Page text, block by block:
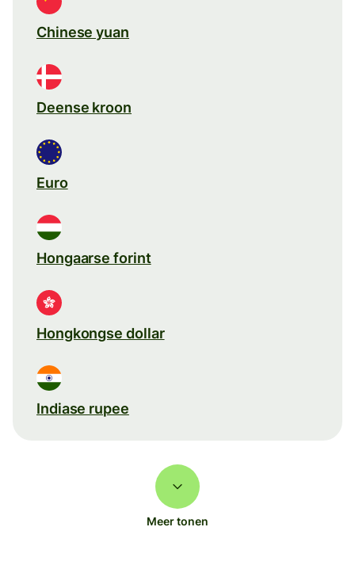
Chinese yuan
Deense kroon
Euro
Hongaarse forint
Hongkongse dollar
Indiase rupee
Meer tonen